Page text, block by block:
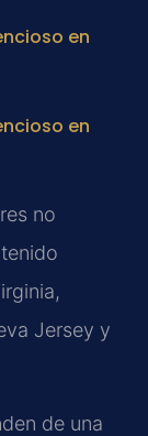
en
en
no
Jersey y
de una